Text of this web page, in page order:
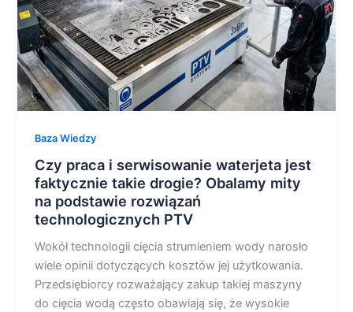
Baza Wiedzy
Czy praca i serwisowanie waterjeta jest
faktycznie takie drogie? Obalamy mity
na podstawie rozwiązań
technologicznych PTV
Wokół technologii cięcia strumieniem wody narosło
wiele opinii dotyczących kosztów jej użytkowania.
Przedsiębiorcy rozważający zakup takiej maszyny
do cięcia wodą często obawiają się, że wysokie
takie
drogie?
Obalamy
mity
na
podstawie
technologicznych
PTV